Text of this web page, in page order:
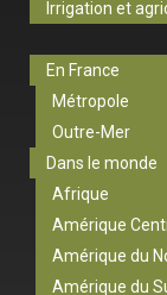
Irrigation et
En France
Métropole
Outre-Mer
Dans le monde
Afrique
Amérique
Amérique du
Amérique du